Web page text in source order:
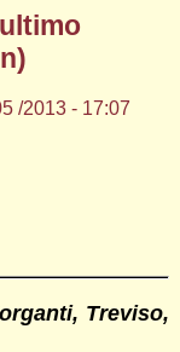
/2013 - 17:07
Treviso,